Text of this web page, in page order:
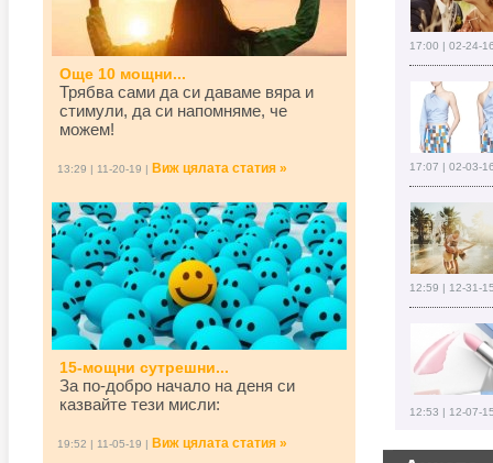
Още 10 мощни...
Трябва сами да си даваме вяра и
стимули, да си напомняме, че
можем!
13:29 | 11-20-19 | Виж цялата статия »
15-мощни сутрешни...
За по-добро начало на деня си
казвайте тези мисли:
19:52 | 11-05-19 | Виж цялата статия »
17:00 | 02-24-
17:07 | 02-03-
12:59 | 12-31-
12:53 | 12-07-